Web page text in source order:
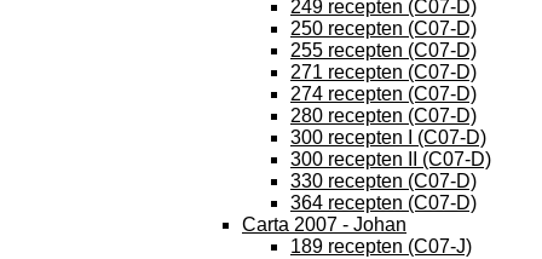
249 recepten (C07-D)
250 recepten (C07-D)
255 recepten (C07-D)
271 recepten (C07-D)
274 recepten (C07-D)
280 recepten (C07-D)
300 recepten I (C07-D)
300 recepten II (C07-D)
330 recepten (C07-D)
364 recepten (C07-D)
Carta 2007 - Johan
189 recepten (C07-J)